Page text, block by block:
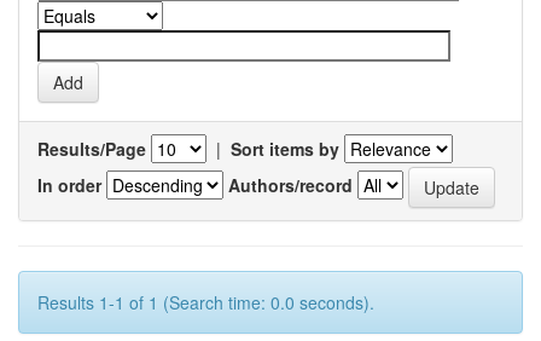
Results/Page | Sort items by
In order
Authors/record
Results 1-1 of 1 (Search time: 0.0 seconds).